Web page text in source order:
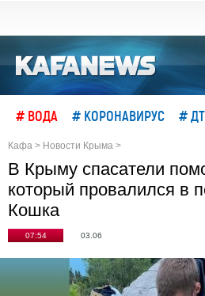
# ВОДА # КОРОНАВИРУС #
Кафа > Новости Крыма >
В Крыму спасатели
который провалился в
Кошка
07:54 03.06